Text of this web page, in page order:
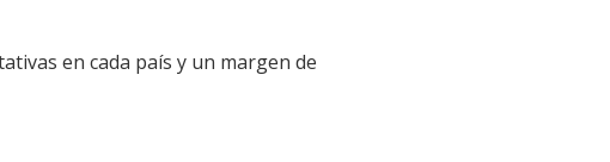
en cada país y un margen de